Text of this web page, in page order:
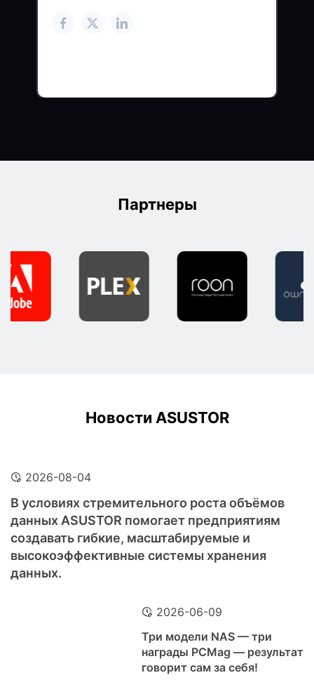
Партнеры
Новости ASUSTOR
2026-08-04
В условиях стремительного роста объёмов
данных ASUSTOR помогает предприятиям
создавать гибкие, масштабируемые и
высокоэффективные системы хранения
данных.
2026-06-09
Три модели NAS — три
награды PCMag — результат
говорит сам за себя!